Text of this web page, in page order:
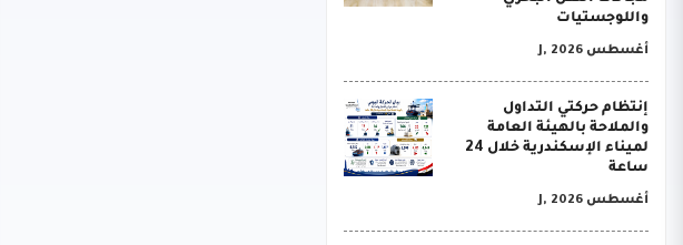
واللوجستيات
أغسطس J, 2026
إنتظام حركتي التداول
والملاحة بالهيئة العامة
لميناء الإسكندرية خلال 24
ساعة
أغسطس J, 2026